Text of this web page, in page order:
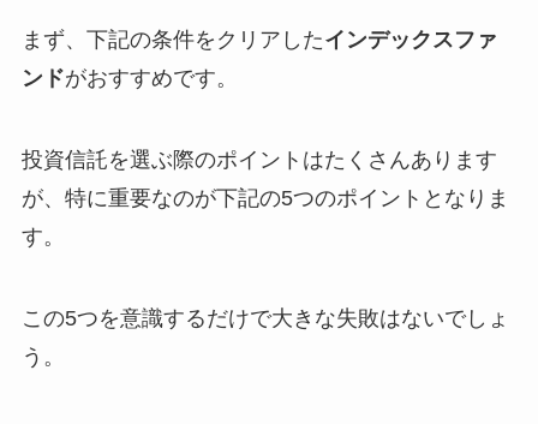
まず、下記の条件をクリアしたインデックスファ
ンドがおすすめです。
投資信託を選ぶ際のポイントはたくさんあります
が、特に重要なのが下記の5つのポイントとなりま
す。
この5つを意識するだけで大きな失敗はないでしょ
う。